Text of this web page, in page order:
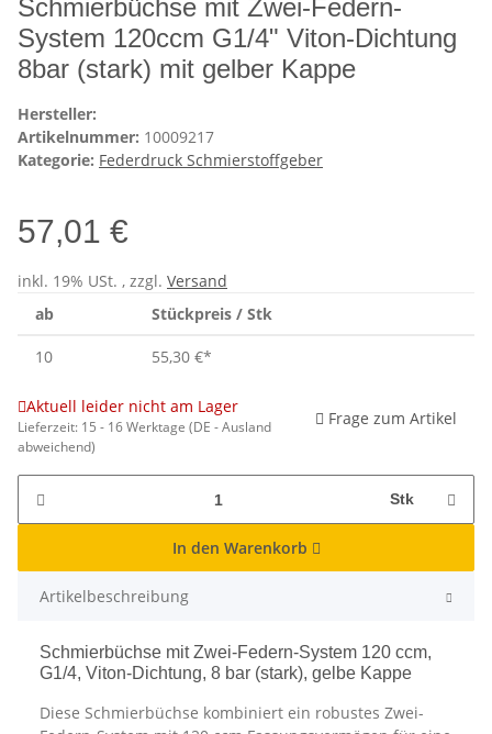
Schmierbüchse mit Zwei-Federn-
System 120ccm G1/4" Viton-Dichtung
8bar (stark) mit gelber Kappe
Hersteller:
Artikelnummer: 10009217
Kategorie: Federdruck Schmierstoffgeber
57,01 €
inkl. 19% USt. , zzgl. Versand
ab
Stückpreis / Stk
10 55,30 €*
Aktuell leider nicht am Lager
Lieferzeit: 15 - 16 Werktage (DE - Ausland
abweichend)
Frage zum Artikel
Stk
In den Warenkorb
Artikelbeschreibung
Schmierbüchse mit Zwei-Federn-System 120 ccm,
G1/4, Viton-Dichtung, 8 bar (stark), gelbe Kappe
Diese Schmierbüchse kombiniert ein robustes Zwei-